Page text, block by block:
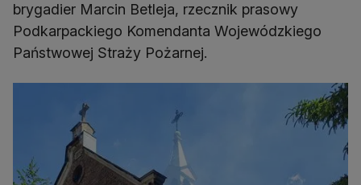
brygadier Marcin Betleja, rzecznik prasowy
Podkarpackiego Komendanta Wojewódzkiego
Państwowej Straży Pożarnej.